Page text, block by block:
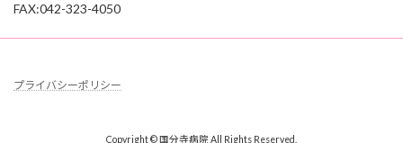
FAX:042-323-4050
プライバシーポリシー
Copyright © 国分寺病院 All Rights Reserved.